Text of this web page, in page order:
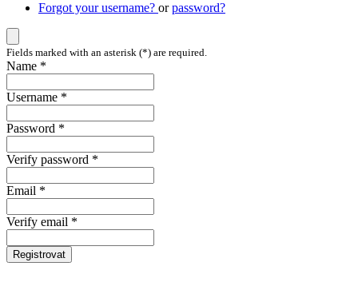
Forgot your username? orpassword?
Fields marked with an asterisk (*) are required.
Name *
Username *
Password *
Verify password *
Email *
Verify email *
Registrovat